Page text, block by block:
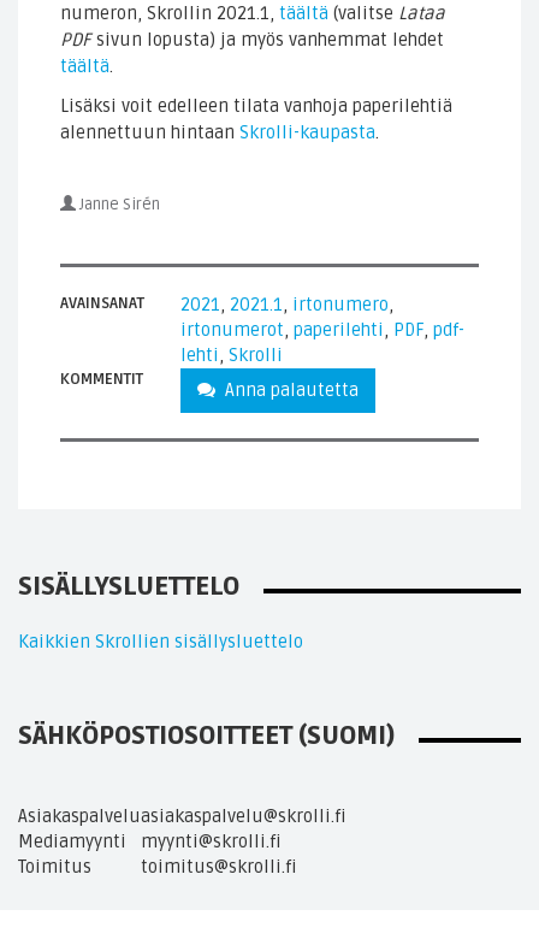
numeron, Skrollin 2021.1, täältä (valitse Lataa
PDFsivun lopusta) ja myös vanhemmat lehdet
täältä.
Lisäksi voit edelleen tilata vanhoja paperilehtiä
alennettuun hintaan Skrolli-kaupasta.
Janne Sirén
AVAINSANAT 2021, 2021.1, irtonumero,
irtonumerot, paperilehti, PDF, pdf-
lehti, Skrolli
KOMMENTIT Anna palautetta
SISÄLLYSLUETTELO
Kaikkien Skrollien sisällysluettelo
SÄHKÖPOSTIOSOITTEET (SUOMI)
Asiakaspalveluasiakaspalvelu@skrolli.fi
Mediamyynti
myynti@skrolli.fi
Toimitus
toimitus@skrolli.fi